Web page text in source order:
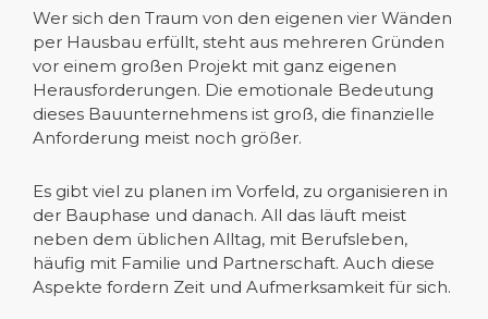
Wer sich den Traum von den eigenen vier Wänden
per Hausbau erfüllt, steht aus mehreren Gründen
vor einem großen Projekt mit ganz eigenen
Herausforderungen. Die emotionale Bedeutung
dieses Bauunternehmens ist groß, die finanzielle
Anforderung meist noch größer.
Es gibt viel zu planen im Vorfeld, zu organisieren in
der Bauphase und danach. All das läuft meist
neben dem üblichen Alltag, mit Berufsleben,
häufig mit Familie und Partnerschaft. Auch diese
Aspekte fordern Zeit und Aufmerksamkeit für sich.